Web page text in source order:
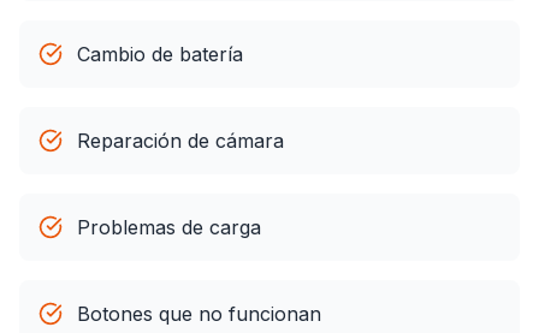
Cambio de batería
Reparación de cámara
Problemas de carga
Botones que no funcionan